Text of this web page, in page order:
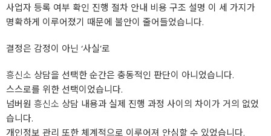
사업자 등록 여부 확인 진행 절차 안내 비용 구조 설명 이 세 가지가
명확하게 이루어졌기 때문에 불안이 줄어들었습니다.
결정은 감정이 아닌 ‘사실’로
흥신소 상담을 선택한 순간은 충동적인 판단이 아니었습니다.
스스로를 위한 선택이었습니다.
넘버원 흥신소 상담 내용과 실제 진행 과정 사이의 차이가 거의 없었
습니다.
개인정보 관리 또한 체계적으로 이루어져 안심할 수 있었습니다.